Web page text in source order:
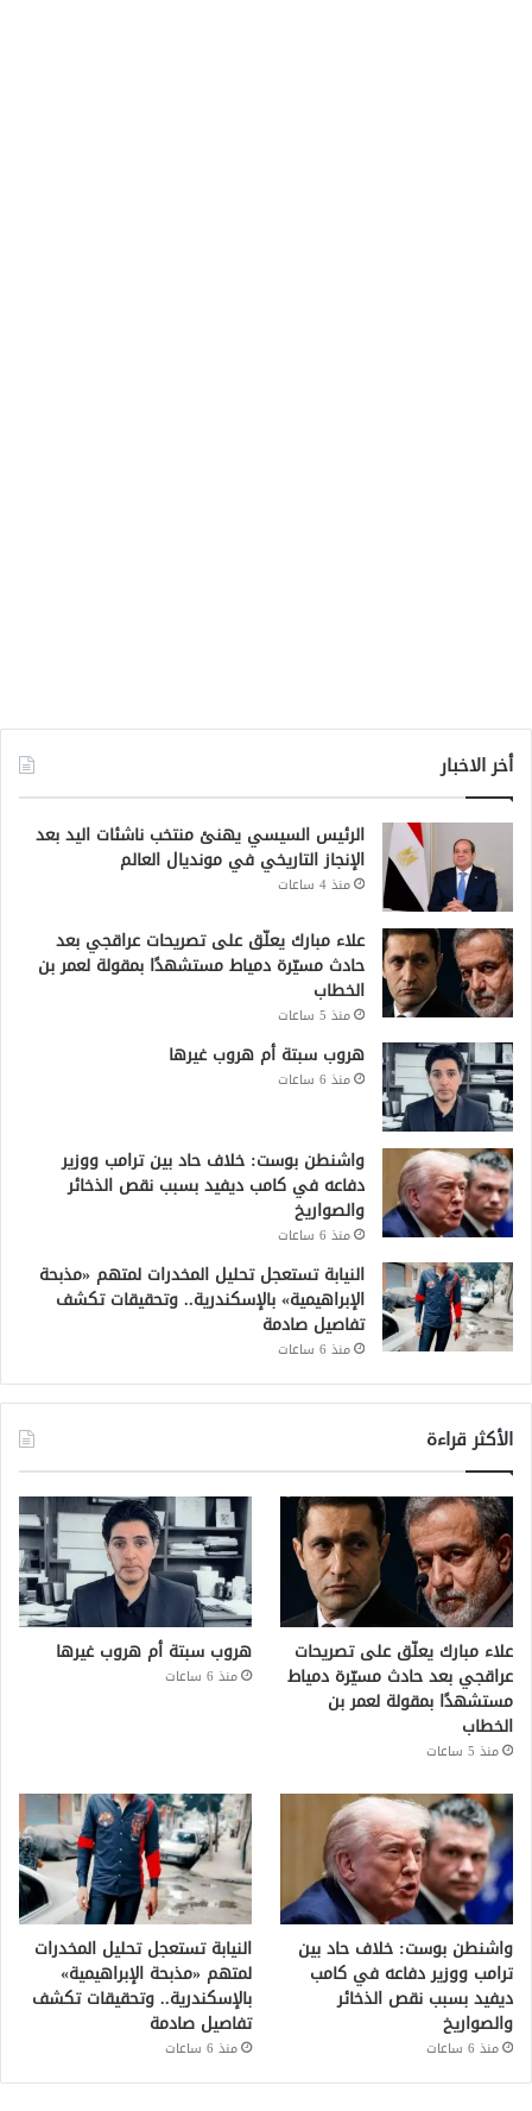
أخر الاخبار
الرئيس السيسي يهنئ منتخب ناشئات اليد بعد
الإنجاز التاريخي في مونديال العالم
منذ 4 ساعات
علاء مبارك يعلّق على تصريحات عراقجي بعد
حادث مسيّرة دمياط مستشهدًا بمقولة لعمر بن
الخطاب
منذ 5 ساعات
هروب سبتة أم هروب غيرها
منذ 6 ساعات
واشنطن بوست: خلاف حاد بين ترامب ووزير
دفاعه في كامب ديفيد بسبب نقص الذخائر
والصواريخ
منذ 6 ساعات
النيابة تستعجل تحليل المخدرات لمتهم «مذبحة
الإبراهيمية» بالإسكندرية.. وتحقيقات تكشف
تفاصيل صادمة
منذ 6 ساعات
الأكثر قراءة
علاء مبارك يعلّق على تصريحات
عراقجي بعد حادث مسيّرة دمياط
مستشهدًا بمقولة لعمر بن
الخطاب
منذ 5 ساعات
هروب سبتة أم هروب غيرها
منذ 6 ساعات
واشنطن بوست: خلاف حاد بين
ترامب ووزير دفاعه في كامب
ديفيد بسبب نقص الذخائر
والصواريخ
منذ 6 ساعات
النيابة تستعجل تحليل المخدرات
لمتهم «مذبحة الإبراهيمية»
بالإسكندرية.. وتحقيقات تكشف
تفاصيل صادمة
منذ 6 ساعات